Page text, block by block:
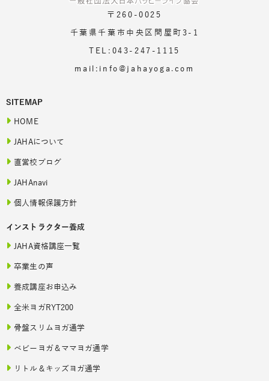
〒260-0025
千葉県千葉市中央区問屋町3-1
TEL:043-247-1115
mail:info@jahayoga.com
SITEMAP
HOME
JAHAについて
直営校ブログ
JAHAnavi
個人情報保護方針
インストラクター養成
JAHA資格講座一覧
卒業生の声
養成講座お申込み
全米ヨガRYT200
骨盤スリムヨガ通学
ベビーヨガ＆ママヨガ通学
リトル＆キッズヨガ通学